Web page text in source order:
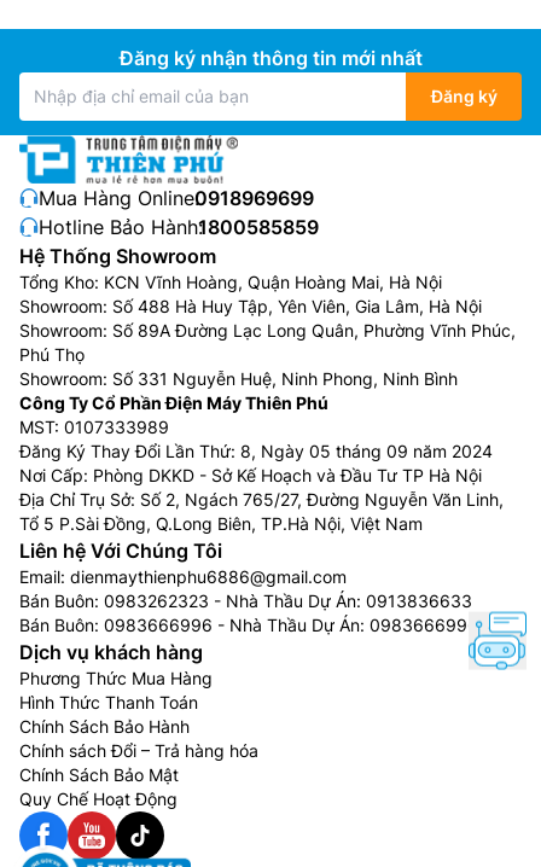
Đăng ký nhận thông tin mới nhất
Đăng ký
Mua Hàng Online:0918969699
Hotline Bảo Hành:1800585859
Hệ Thống Showroom
Tổng Kho: KCN Vĩnh Hoàng, Quận Hoàng Mai, Hà Nội
Showroom: Số 488 Hà Huy Tập, Yên Viên, Gia Lâm, Hà Nội
Showroom: Số 89A Đường Lạc Long Quân, Phường Vĩnh Phúc,
Phú Thọ
Showroom: Số 331 Nguyễn Huệ, Ninh Phong, Ninh Bình
Công Ty Cổ Phần Điện Máy Thiên Phú
MST: 0107333989
Đăng Ký Thay Đổi Lần Thứ: 8, Ngày 05 tháng 09 năm 2024
Nơi Cấp: Phòng DKKD - Sở Kế Hoạch và Đầu Tư TP Hà Nội
Địa Chỉ Trụ Sở: Số 2, Ngách 765/27, Đường Nguyễn Văn Linh,
Tổ 5 P.Sài Đồng, Q.Long Biên, TP.Hà Nội, Việt Nam
Liên hệ Với Chúng Tôi
Email: dienmaythienphu6886@gmail.com
Bán Buôn: 0983262323 - Nhà Thầu Dự Án: 0913836633
Bán Buôn: 0983666996 - Nhà Thầu Dự Án: 0983666996
Dịch vụ khách hàng
Phương Thức Mua Hàng
Hình Thức Thanh Toán
Chính Sách Bảo Hành
Chính sách Đổi – Trả hàng hóa
Chính Sách Bảo Mật
Quy Chế Hoạt Động